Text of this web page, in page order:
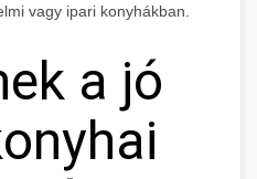
vagy ipari konyhákban.
a jó